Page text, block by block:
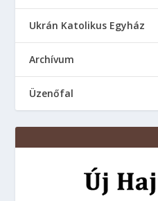
Ukrán Katolikus Egyház
Аrchívum
Üzenőfal